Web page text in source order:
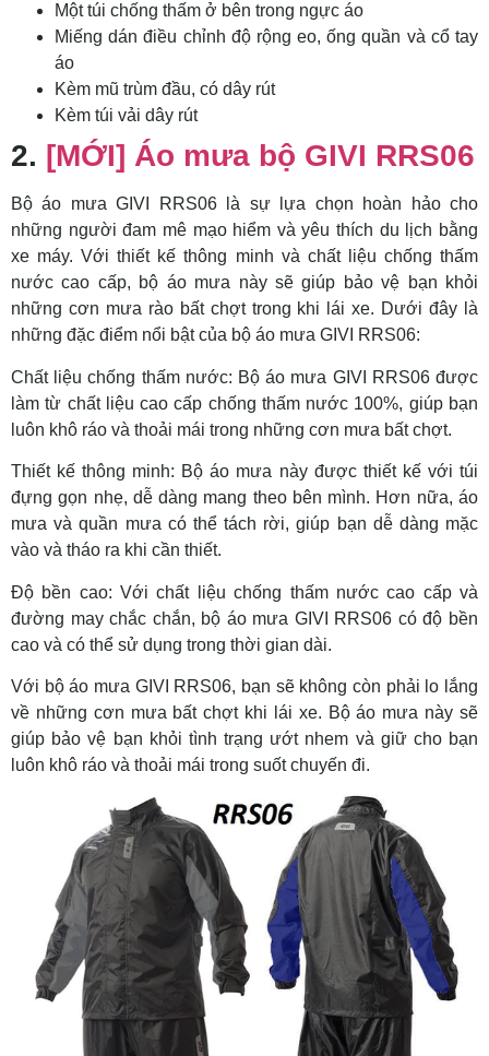
Một túi chống thấm ở bên trong ngực áo
Miếng dán điều chỉnh độ rộng eo, ống quần và cổ tay
áo
Kèm mũ trùm đầu, có dây rút
Kèm túi vải dây rút
2. [MỚI] Áo mưa bộ GIVI RRS06
Bộ áo mưa GIVI RRS06 là sự lựa chọn hoàn hảo cho
những người đam mê mạo hiểm và yêu thích du lịch bằng
xe máy. Với thiết kế thông minh và chất liệu chống thấm
nước cao cấp, bộ áo mưa này sẽ giúp bảo vệ bạn khỏi
những cơn mưa rào bất chợt trong khi lái xe. Dưới đây là
những đặc điểm nổi bật của bộ áo mưa GIVI RRS06:
Chất liệu chống thấm nước: Bộ áo mưa GIVI RRS06 được
làm từ chất liệu cao cấp chống thấm nước 100%, giúp bạn
luôn khô ráo và thoải mái trong những cơn mưa bất chợt.
Thiết kế thông minh: Bộ áo mưa này được thiết kế với túi
đựng gọn nhẹ, dễ dàng mang theo bên mình. Hơn nữa, áo
mưa và quần mưa có thể tách rời, giúp bạn dễ dàng mặc
vào và tháo ra khi cần thiết.
Độ bền cao: Với chất liệu chống thấm nước cao cấp và
đường may chắc chắn, bộ áo mưa GIVI RRS06 có độ bền
cao và có thể sử dụng trong thời gian dài.
Với bộ áo mưa GIVI RRS06, bạn sẽ không còn phải lo lắng
về những cơn mưa bất chợt khi lái xe. Bộ áo mưa này sẽ
giúp bảo vệ bạn khỏi tình trạng ướt nhem và giữ cho bạn
luôn khô ráo và thoải mái trong suốt chuyến đi.